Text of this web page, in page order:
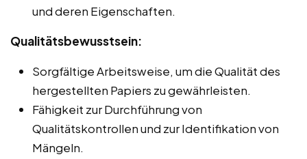
und deren Eigenschaften.
Qualitätsbewusstsein:
Sorgfältige Arbeitsweise, um die Qualität des
hergestellten Papiers zu gewährleisten.
Fähigkeit zur Durchführung von
Qualitätskontrollen und zur Identifikation von
Mängeln.